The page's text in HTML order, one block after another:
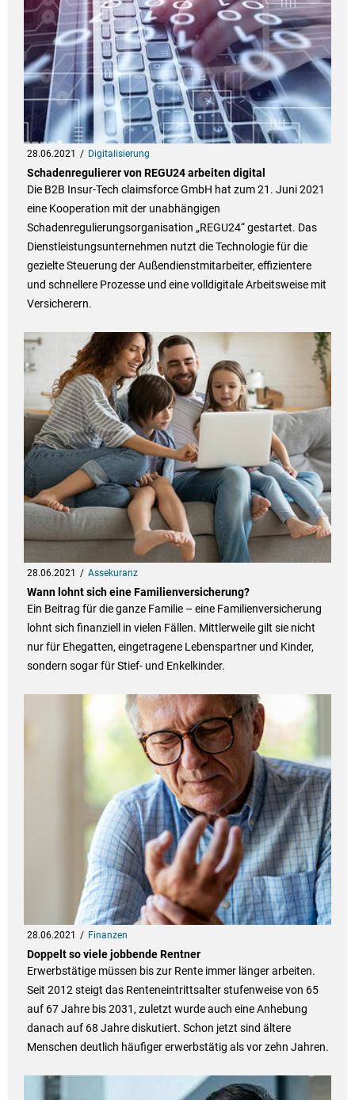
28.06.2021 Digitalisierung
Schadenregulierer von REGU24 arbeiten digital
Die B2B Insur-Tech claimsforce GmbH hat zum 21. Juni 2021
eine Kooperation mit der unabhängigen
Schadenregulierungsorganisation „REGU24“ gestartet. Das
Dienstleistungsunternehmen nutzt die Technologie für die
gezielte Steuerung der Außendienstmitarbeiter, effizientere
und schnellere Prozesse und eine volldigitale Arbeitsweise mit
Versicherern.
28.06.2021 Assekuranz
Wann lohnt sich eine Familienversicherung?
Ein Beitrag für die ganze Familie – eine Familienversicherung
lohnt sich finanziell in vielen Fällen. Mittlerweile gilt sie nicht
nur für Ehegatten, eingetragene Lebenspartner und Kinder,
sondern sogar für Stief- und Enkelkinder.
28.06.2021 Finanzen
Doppelt so viele jobbende Rentner
Erwerbstätige müssen bis zur Rente immer länger arbeiten.
Seit 2012 steigt das Renteneintrittsalter stufenweise von 65
auf 67 Jahre bis 2031, zuletzt wurde auch eine Anhebung
danach auf 68 Jahre diskutiert. Schon jetzt sind ältere
Menschen deutlich häufiger erwerbstätig als vor zehn Jahren.